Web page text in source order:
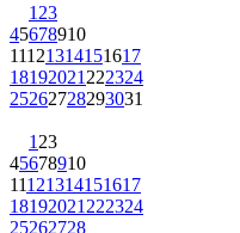
1 23
45678910
11121314151617
18192021 222324
25262728293031
1 23
45678910
11121314151617
18192021 222324
25262728